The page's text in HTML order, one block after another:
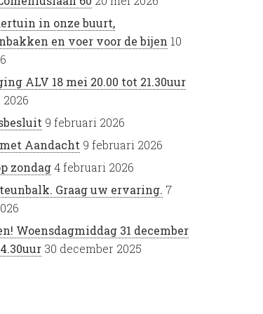
in onze buurt,
en voer voor de bijen 10
ALV 18 mei 20.00 tot 21.30uur
9 februari 2026
Aandacht 9 februari 2026
zondag4 februari 2026
Graag uw ervaring. 7
Woensdagmiddag 31 december
30 december 2025